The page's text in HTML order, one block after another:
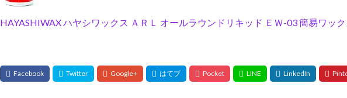
HAYASHIWAX ハヤシワックス ＡＲＬ オールラウンドリキッド ＥＷ-03 簡易ワッ